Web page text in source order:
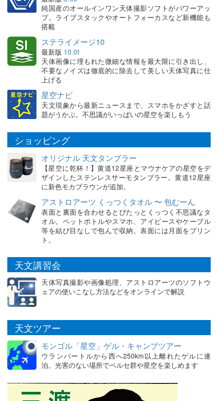
純国産のオールインワン天体撮影ソフトがパワーアッ
プ。ライブスタックやオートフォーカスなど新機能も
搭載
ステライメージ10
最新版 10.0f
天体画像に埋もれた微細な情報を最大限に引き出し、
不要なノイズは徹底的に除去して美しい天体写真に仕
上げる
星空ナビ
天文現象から最新ニュースまで、スマホをかざすと話
題がうかぶ。不思議がいっぱいの星空を楽しもう
ショッピング
オリジナル 天文タンブラー
【星空に乾杯！】黄道12星座とマウナケアの星空をデ
ザインしたステンレスサーモタンブラー。黄道12星座
に新色モカブラウンが追加。
アストロアーツ くっつくタオル 〜 包むーん
表面と裏面を合わせるとぴたっとくっつく不思議なタ
オル。ペットボトルやスマホ、アイピースやケーブル
等を結び目なしで包んで収納。表面には月面をプリン
ト。
天文講習会
天体写真撮影や画像処理、アストロアーツのソフトウ
ェアの使いこなし方法などをオンラインで解説
天文ツアー
モンゴル「星空」ゲル・キャンプツアー
ウランバートルから西へ250km以上離れたゲルに連
泊。光害のない場所でペルセ群や星空を楽しめます